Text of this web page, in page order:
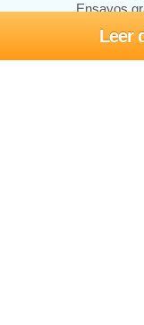
Leer
Ensayos